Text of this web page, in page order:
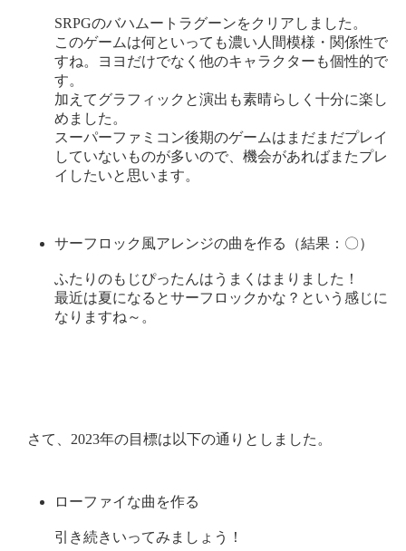
SRPGのバハムートラグーンをクリアしました。
このゲームは何といっても濃い人間模様・関係性で
すね。ヨヨだけでなく他のキャラクターも個性的で
す。
加えてグラフィックと演出も素晴らしく十分に楽し
めました。
スーパーファミコン後期のゲームはまだまだプレイ
していないものが多いので、機会があればまたプレ
イしたいと思います。
サーフロック風アレンジの曲を作る（結果：〇）
ふたりのもじぴったんはうまくはまりました！
最近は夏になるとサーフロックかな？という感じに
なりますね～。
さて、2023年の目標は以下の通りとしました。
ローファイな曲を作る
引き続きいってみましょう！